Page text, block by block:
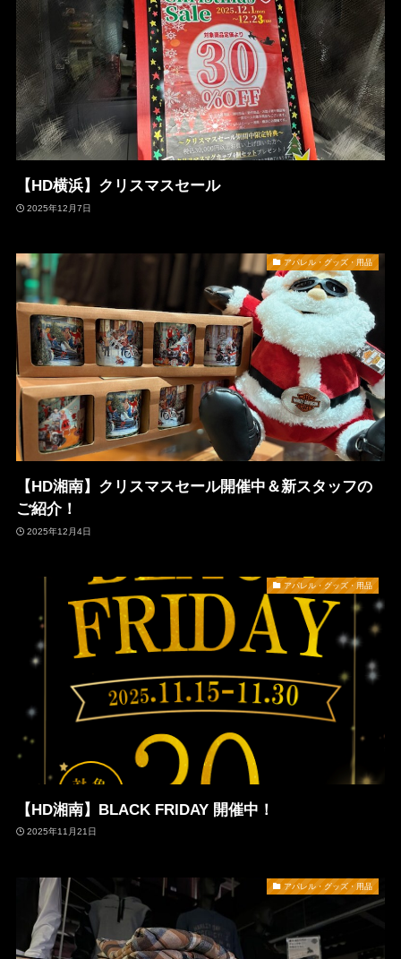
【HD横浜】クリスマスセール
2025年12月7日
アパレル・グッズ・用品
【HD湘南】クリスマスセール開催中＆新スタッフの
ご紹介！
2025年12月4日
アパレル・グッズ・用品
【HD湘南】BLACK FRIDAY 開催中！
2025年11月21日
アパレル・グッズ・用品